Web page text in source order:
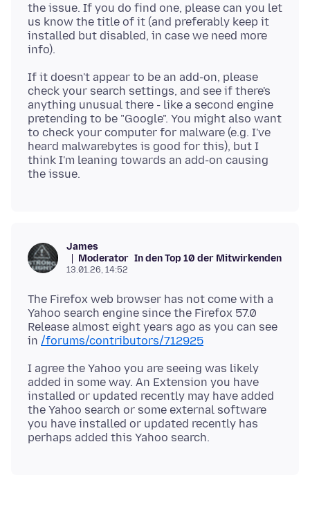
the issue. If you do find one, please can you let
us know the title of it (and preferably keep it
installed but disabled, in case we need more
If it doesn't appear to be an add-on, please
check your search settings, and see if there's
anything unusual there - like a second engine
pretending to be "Google". You might also want
to check your computer for malware (e.g. I've
heard malwarebytes is good for this), but I
think I'm leaning towards an add-on causing
James
Moderator In den Top 10 der Mitwirkenden
13.01.26, 14:52
The Firefox web browser has not come with a
Yahoo search engine since the Firefox 57.0
Release almost eight years ago as you can see
in /forums/contributors/712925
I agree the Yahoo you are seeing was likely
added in some way. An Extension you have
installed or updated recently may have added
the Yahoo search or some external software
you have installed or updated recently has